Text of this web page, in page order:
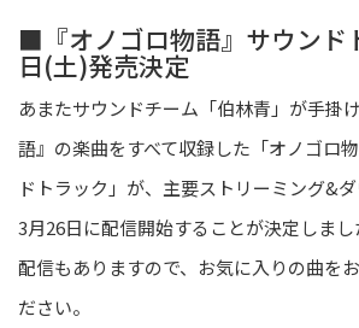
■『オノゴロ物語』サウンド
日(土)発売決定
あまたサウンドチーム「伯林青」が手掛
語』の楽曲をすべて収録した「オノゴロ
ドトラック」が、主要ストリーミング&
3月26日に配信開始することが決定しま
配信もありますので、お気に入りの曲を
ださい。